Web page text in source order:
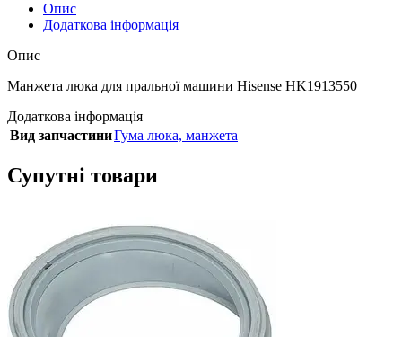
Опис
Додаткова інформація
Опис
Манжета люка для пральної машини Hisense HK1913550
Додаткова інформація
Вид запчастиниГума люка, манжета
Супутні товари